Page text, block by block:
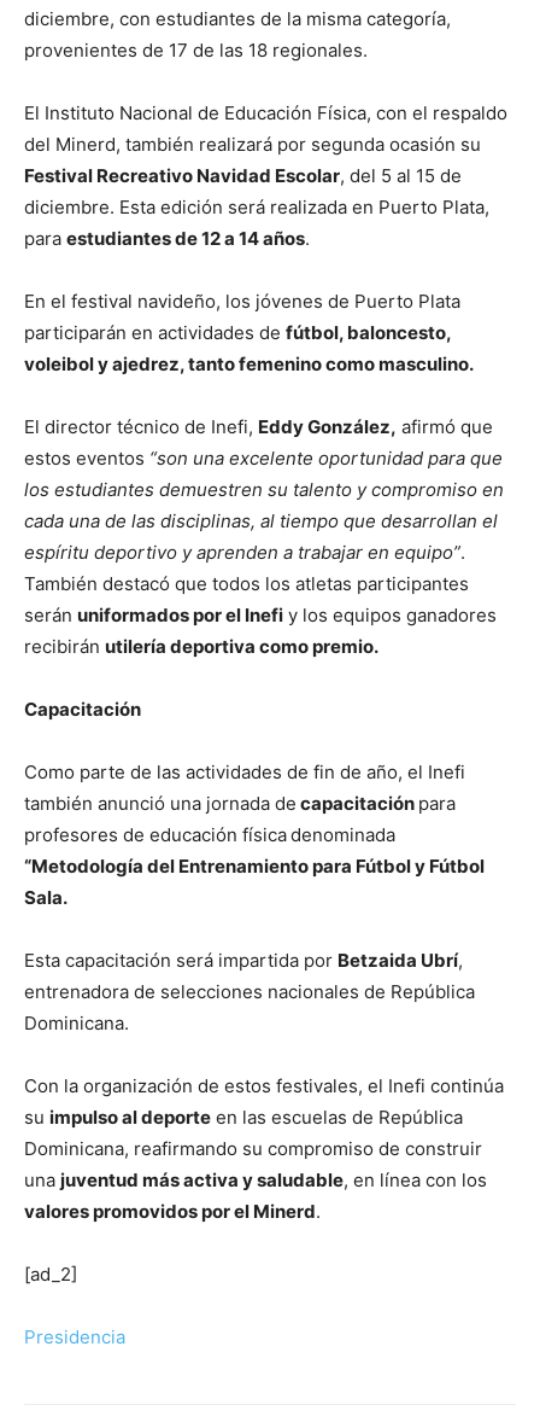
diciembre, con estudiantes de la misma categoría,
provenientes de 17 de las 18 regionales.
El Instituto Nacional de Educación Física, con el respaldo
del Minerd, también realizará por segunda ocasión su
Festival Recreativo Navidad Escolar, del 5 al 15 de
diciembre. Esta edición será realizada en Puerto Plata,
para estudiantes de 12 a 14 años.
En el festival navideño, los jóvenes de Puerto Plata
participarán en actividades de fútbol, baloncesto,
voleibol y ajedrez, tanto femenino como masculino.
El director técnico de Inefi, Eddy González, afirmó que
estos eventos “son una excelente oportunidad para que
los estudiantes demuestren su talento y compromiso en
cada una de las disciplinas, al tiempo que desarrollan el
espíritu deportivo y aprenden a trabajar en equipo”.
También destacó que todos los atletas participantes
serán uniformados por el Inefi y los equipos ganadores
recibirán utilería deportiva como premio.
Capacitación
Como parte de las actividades de fin de año, el Inefi
también anunció una jornada de capacitación para
profesores de educación físicadenominada
“Metodología del Entrenamiento para Fútbol y Fútbol
Sala.
Esta capacitación será impartida por Betzaida Ubrí,
entrenadora de selecciones nacionales de República
Dominicana.
Con la organización de estos festivales, el Inefi continúa
su impulso al deporte en las escuelas de República
Dominicana, reafirmando su compromiso de construir
una juventud más activa y saludable, en línea con los
valores promovidos por el Minerd.
[ad_2]
Presidencia